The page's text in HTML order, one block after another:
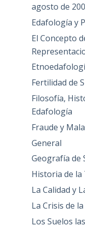
agosto de
Edafología y
El Concepto
Fertilidad de
Filosofía,
Edafología
Fraude y
General
Geografía de
Historia de la
La Calidad y
La Crisis de
Los Suelos